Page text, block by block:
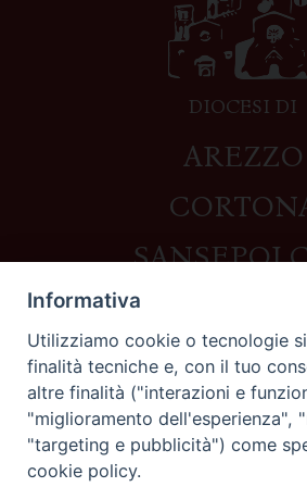
DIOCESI DI
AREZZO
Contatti
Piazza del Duomo,1 - 52100
segreteria@diocesi.arezzo.it
Informativa privacy
Informativa
Utilizziamo cookie o tecnologie
finalità tecniche e, con il tuo
altre finalità ("interazioni e
"miglioramento dell'esperienza",
"targeting e pubblicità") come
cookie policy.